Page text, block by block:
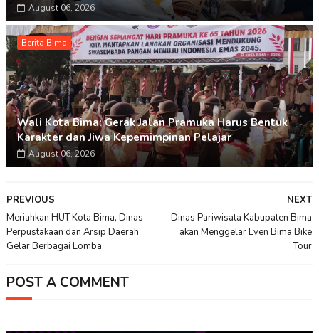
August 06, 2026
Berita Bima
Wali Kota Bima: Gerak Jalan Pramuka Harus Bentuk
Karakter dan Jiwa Kepemimpinan Pelajar
August 06, 2026
NEXT
Dinas Pariwisata Kabupaten Bima
akan Menggelar Even Bima Bike
Tour
PREVIOUS
Meriahkan HUT Kota Bima, Dinas
Perpustakaan dan Arsip Daerah
Gelar Berbagai Lomba
POST A COMMENT